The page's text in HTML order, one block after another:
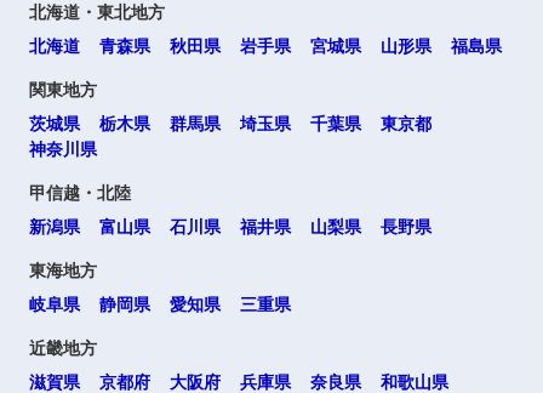
北海道・東北地方
北海道
青森県 秋田県 岩手県 宮城県 山形県 福島県
関東地方
茨城県
栃木県 群馬県 埼玉県 千葉県
東京都
神奈川県
甲信越・北陸
新潟県
富山県 石川県 福井県 山梨県 長野県
東海地方
岐阜県
静岡県 愛知県 三重県
近畿地方
滋賀県
京都府 大阪府 兵庫県 奈良県 和歌山県